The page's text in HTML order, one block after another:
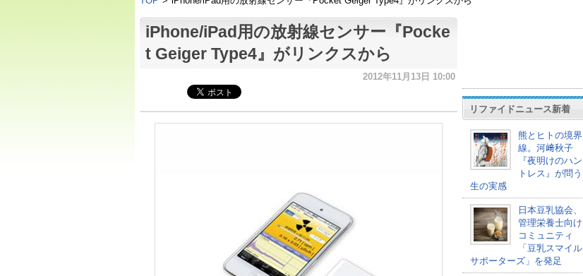
iPhone/iPad用の放射線センサー『Pocke
t Geiger Type4』がリンクスから
2012年11月13日 10:00
リファイドニュース新着
熊とヒトの境界
線。河﨑秋子
『夜明けのハン
トレス』が問う
生の実感
日本豆乳協会、
管理栄養士向け
コミュニティ
「豆乳スマイル
サポーターズ」を発足